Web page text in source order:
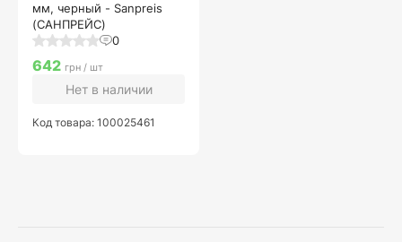
мм, черный - Sanpreis
(САНПРЕЙС)
0
642 грн / шт
Нет в наличии
Код товара: 100025461